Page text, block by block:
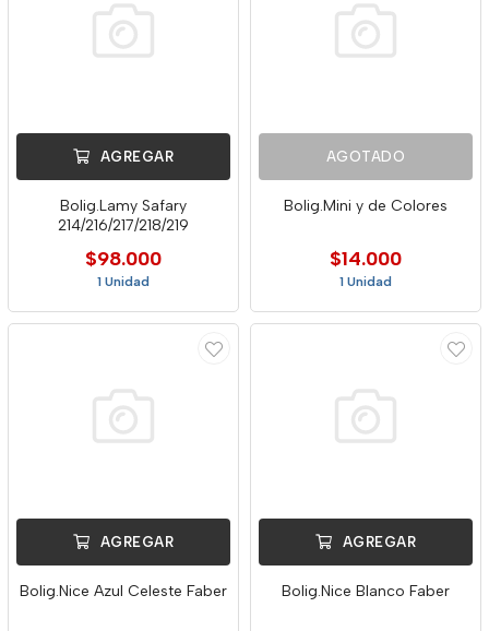
AGREGAR
Bolig.Lamy Safary
214/216/217/218/219
$98.000
1 Unidad
AGOTADO
Bolig.Mini y de Colores
$14.000
1 Unidad
AGREGAR
Bolig.Nice Azul Celeste Faber
AGREGAR
Bolig.Nice Blanco Faber